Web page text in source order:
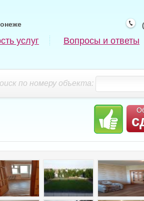
услуг Вопросы и ответы
по номеру объекта: